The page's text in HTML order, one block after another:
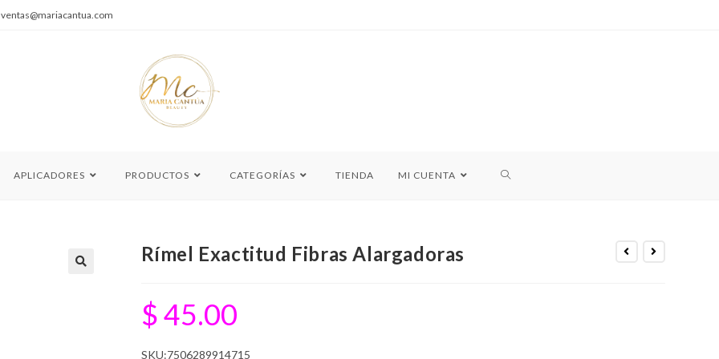
ventas@mariacantua.com
APLICADORES PRODUCTOS CATEGORÍAS TIENDA MI CUENTA
Rímel Exactitud Fibras Alargadoras
$45.00
SKU:7506289914715